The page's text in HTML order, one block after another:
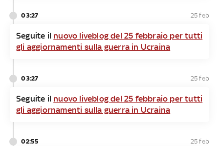
03:27 25 feb
Seguite il nuovo liveblog del 25 febbraio per tutti
gli aggiornamenti sulla guerra in Ucraina
03:27 25 feb
Seguite il nuovo liveblog del 25 febbraio per tutti
gli aggiornamenti sulla guerra in Ucraina
02:55 25 feb